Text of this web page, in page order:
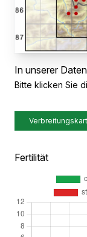
In unserer
Bitte klicken Sie
Fertilität